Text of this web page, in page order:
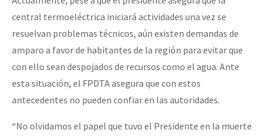
central termoeléctrica iniciará actividades una vez se
resuelvan problemas técnicos, aún existen demandas de
amparo a favor de habitantes de la región para evitar que
con ello sean despojados de recursos como el agua. Ante
esta situación, el FPDTA asegura que con estos
antecedentes no pueden confiar en las autoridades.
“No olvidamos el papel que tuvo el Presidente en la muerte